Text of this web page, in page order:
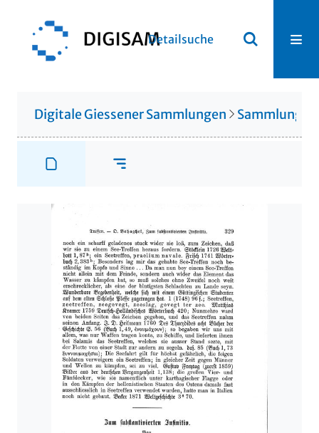
Detailsuche
Digitale Giessener Sammlungen Sammlung